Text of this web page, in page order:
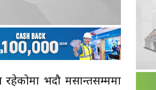
भदौ मसान्तसम्ममा